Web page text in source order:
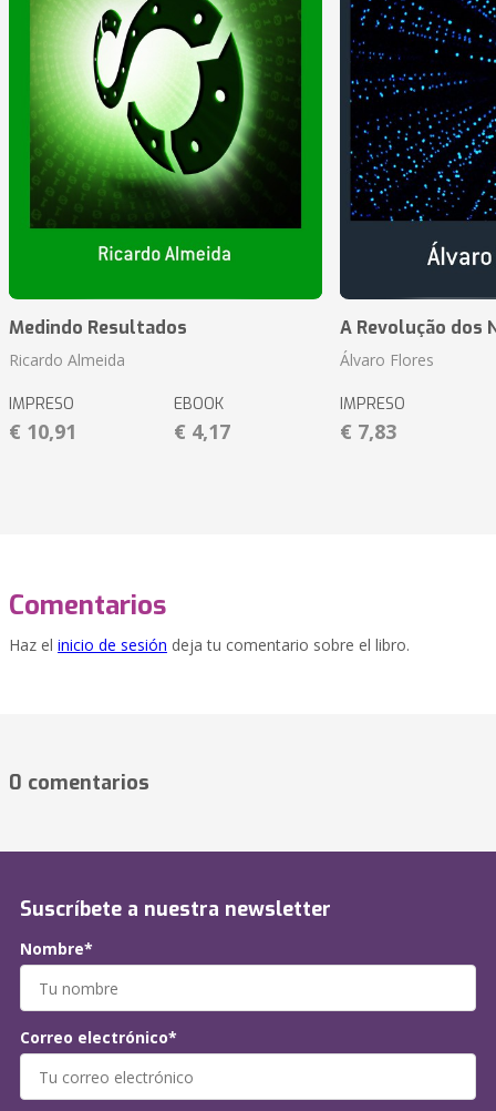
Medindo Resultados
Ricardo Almeida
IMPRESO
€ 10,91
EBOOK
€ 4,17
A Revolução dos
Álvaro Flores
IMPRESO
€ 7,83
Comentarios
Haz el inicio de sesión deja tu comentario sobre el libro.
0 comentarios
Suscríbete a nuestra newsletter
Nombre*
Correo electrónico*